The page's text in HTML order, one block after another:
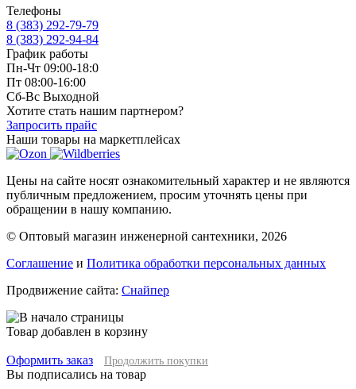
Телефоны
8 (383) 292-79-79
8 (383) 292-94-84
График работы
Пн-Чт 09:00-18:0
Пт 08:00-16:00
Сб-Вс Выходной
Хотите стать нашим партнером?
Запросить прайс
Наши товары на маркетплейсах
Цены на сайте носят ознакомительный характер и не являются
публичным предложением, просим уточнять цены при
обращении в нашу компанию.
© Оптовый магазин инженерной сантехники, 2026
Соглашение и Политика обработки персональных данных
Продвижение сайта: Снайпер
Товар добавлен в корзину
Оформить заказ Продолжить покупки
Вы подписались на товар